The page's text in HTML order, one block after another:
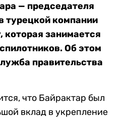
— председателя
турецкой компании
которая занимается
Об этом
правительства
что Байрактар был
вклад в укрепление